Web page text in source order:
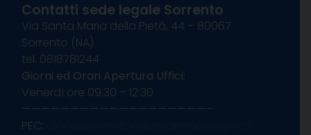
Contatti sede legale Sorrento
Via Santa Maria della Pietà, 44 – 80067
Sorrento (NA)
tel. 0818781244
Giorni ed Orari Apertura Uffici:
Venerdì ore 09:30 – 12:30
———————————————————–
PEC: